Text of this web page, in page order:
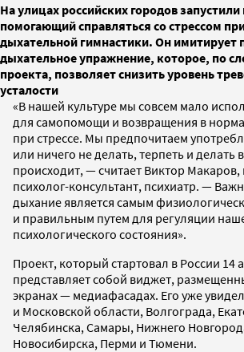
На улицах российских городов
помогающий справляться со стрессом
дыхательной гимнастики. Он имитирует
дыхательное упражнение, которое, по
проекта, позволяет снизить уровень
усталости
«В нашей культуре мы совсем мало
для самопомощи и возвращения в
при стрессе. Мы предпочитаем
или ничего не делать, терпеть и делать
происходит, — считает Виктор Макаров,
психолог-консультант, психиатр. ­—
дыхание является самым
и правильным путем для регуляции
психологического состояния».
Проект, который стартовал в России 14
представляет собой виджет,
экранах — медиафасадах. Его уже
и Московской области, Волгограда,
Челябинска, Самары, Нижнего
Новосибирска, Перми и Тюмени.